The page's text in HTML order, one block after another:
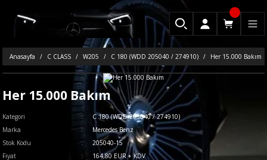
Anasayfa C CLASS W205 C 180 (WDD 205040 / 274910) Her 15.000 Bakım
Her 15.000 Bakım
Kategori
C 180 (WDD 205040 / 274910)
Marka
Mercedes Benz
Stok Kodu
205040-15
Fiyat
164,80 EUR + KDV